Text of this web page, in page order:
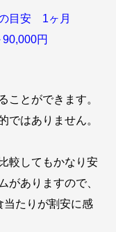
の目安 1ヶ月
円
ことができます。
ではありません。
較してもかなり安
がありますので、
当たりが割安に感